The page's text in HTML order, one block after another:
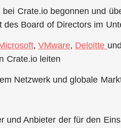
Crate.io begonnen und
des Board of Directors im
,VMware, Deloitte
Crate.io leiten
Netzwerk und globale
und Anbieter der für den